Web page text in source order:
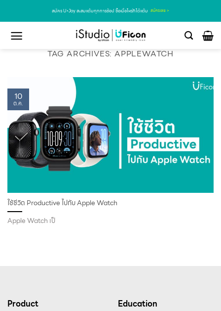
สมัคร U•Joy สะสมแต้มทุกการช้อป ซื้อเมื่อไหร่ก็ได้แต้ม สมัครเลย >
TAG ARCHIVES:APPLEWATCH
ใช้ชีวิต Productive ไปกับ Apple Watch
Apple Watch เป็
10
ต.ค.
Product
Education